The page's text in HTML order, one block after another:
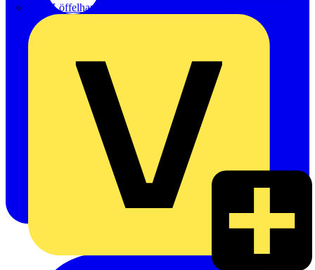
Emil Löffelhardt GmbH & Co. KG